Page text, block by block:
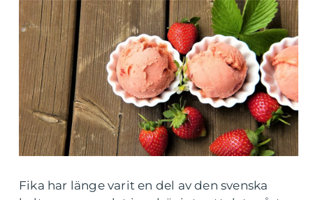
Fika har länge varit en del av den svenska